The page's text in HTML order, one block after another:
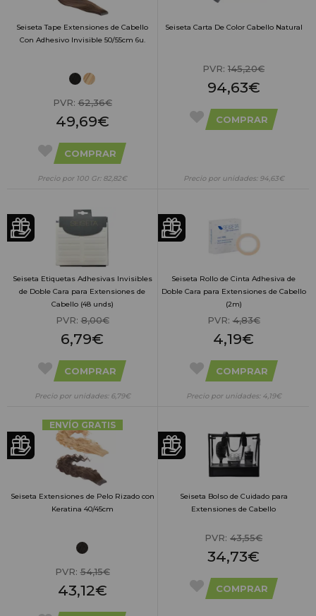
Seiseta Tape Extensiones de Cabello
Con Adhesivo Invisible 50/55cm 6u.
PVR:62,36€
49,69€
COMPRAR
Precio por 100 Gr: 82,82€
Seiseta Carta De Color Cabello Natural
PVR: 145,20€
94,63€
COMPRAR
Precio por unidades: 94,63€
Seiseta Etiquetas Adhesivas Invisibles
de Doble Cara para Extensiones de
Cabello (48 unds)
PVR:8,00€
6,79€
COMPRAR
Precio por unidades: 6,79€
Seiseta Rollo de Cinta Adhesiva de
Doble Cara para Extensiones de Cabello
(2m)
PVR:4,83€
4,19€
COMPRAR
Precio por unidades: 4,19€
ENVÍO GRATIS
Seiseta Extensiones de Pelo Rizado con
Keratina 40/45cm
PVR:54,15€
43,12€
Seiseta Bolso de Cuidado para
Extensiones de Cabello
PVR: 43,55€
34,73€
COMPRAR